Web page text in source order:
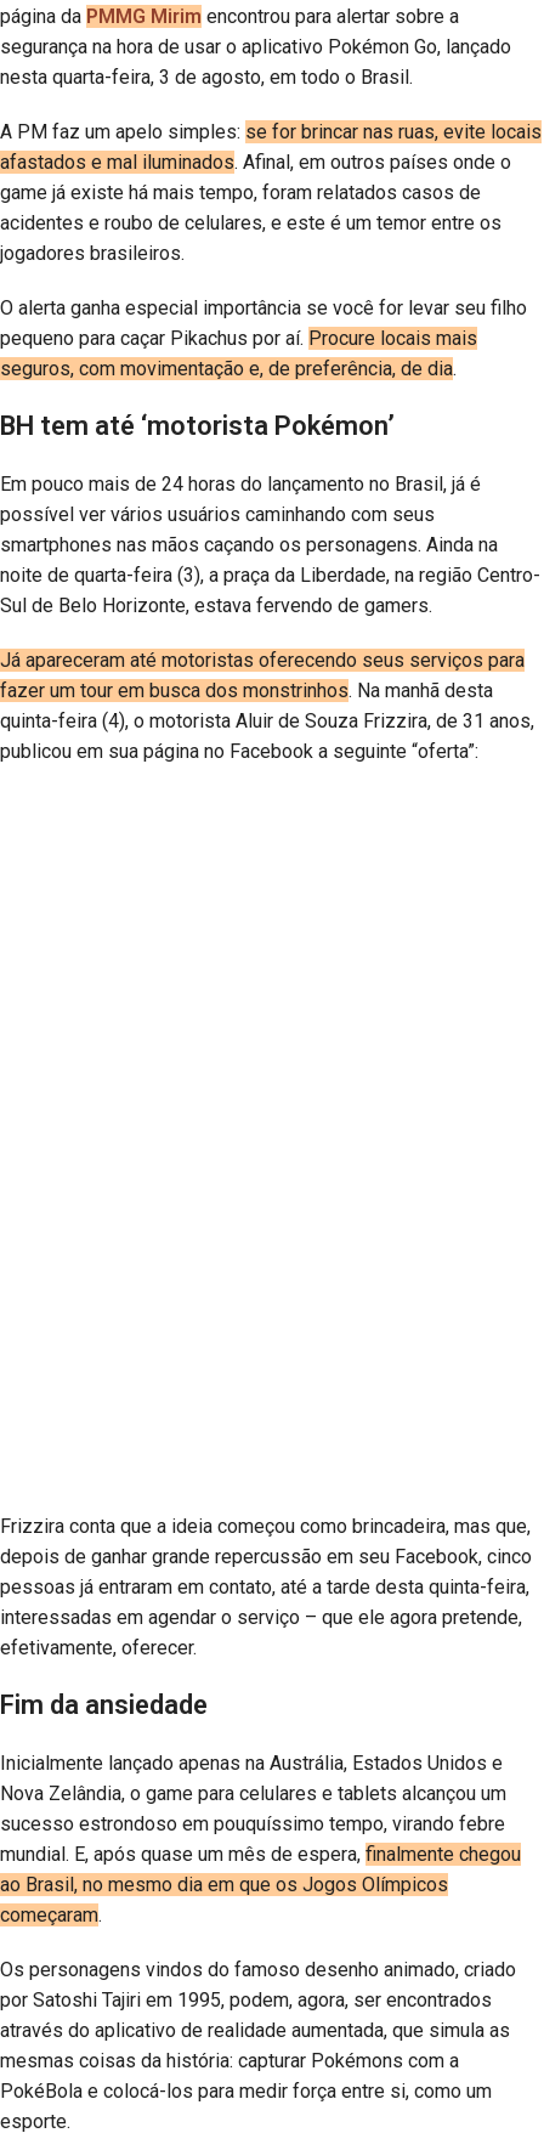
página da PMMG Mirim encontrou para alertar sobre a
segurança na hora de usar o aplicativo Pokémon Go, lançado
nesta quarta-feira, 3 de agosto, em todo o Brasil.
A PM faz um apelo simples: se for brincar nas ruas, evite locais
afastados e mal iluminados. Afinal, em outros países onde o
game já existe há mais tempo, foram relatados casos de
acidentes e roubo de celulares, e este é um temor entre os
jogadores brasileiros.
O alerta ganha especial importância se você for levar seu filho
pequeno para caçar Pikachus por aí. Procure locais mais
seguros, com movimentação e, de preferência, de dia.
BH tem até ‘motorista Pokémon’
Em pouco mais de 24 horas do lançamento no Brasil, já é
possível ver vários usuários caminhando com seus
smartphones nas mãos caçando os personagens. Ainda na
noite de quarta-feira (3), a praça da Liberdade, na região Centro-
Sul de Belo Horizonte, estava fervendo de gamers.
Já apareceram até motoristas oferecendo seus serviços para
fazer um tour em busca dos monstrinhos. Na manhã desta
quinta-feira (4), o motorista Aluir de Souza Frizzira, de 31 anos,
publicou em sua página no Facebook a seguinte “oferta”:
Frizzira conta que a ideia começou como brincadeira, mas que,
depois de ganhar grande repercussão em seu Facebook, cinco
pessoas já entraram em contato, até a tarde desta quinta-feira,
interessadas em agendar o serviço – que ele agora pretende,
efetivamente, oferecer.
Fim da ansiedade
Inicialmente lançado apenas na Austrália, Estados Unidos e
Nova Zelândia, o game para celulares e tablets alcançou um
sucesso estrondoso em pouquíssimo tempo, virando febre
mundial. E, após quase um mês de espera, finalmente chegou
ao Brasil, no mesmo dia em que os Jogos Olímpicos
começaram.
Os personagens vindos do famoso desenho animado, criado
por Satoshi Tajiri em 1995, podem, agora, ser encontrados
através do aplicativo de realidade aumentada, que simula as
mesmas coisas da história: capturar Pokémons com a
PokéBola e colocá-los para medir força entre si, como um
esporte.